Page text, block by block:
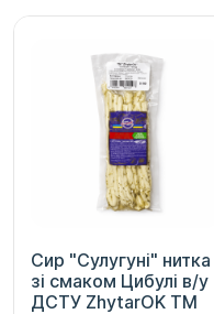
Сир "Сулугуні" нитка
зі смаком Цибулі в/у
ДСТУ ZhytarOK TM